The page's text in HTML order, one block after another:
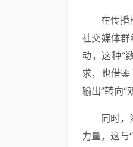
在传播
社交媒体群
动，这种“
求，也借
输出”转向“
同时，
力量，这与